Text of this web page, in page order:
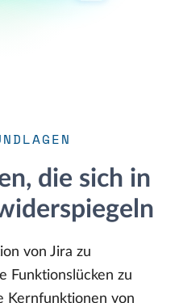
die sich in
von Jira zu
Funktionslücken zu
Kernfunktionen von